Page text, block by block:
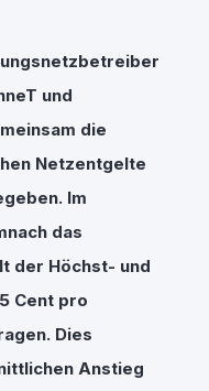
und
die
Netzentgelte
Im
das
der Höchst- und
Cent pro
Dies
Anstieg